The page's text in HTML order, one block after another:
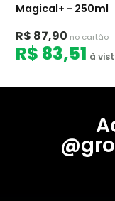
Magical+ - 250ml
R$ 87,90 no cartão
R$ 83,51 à